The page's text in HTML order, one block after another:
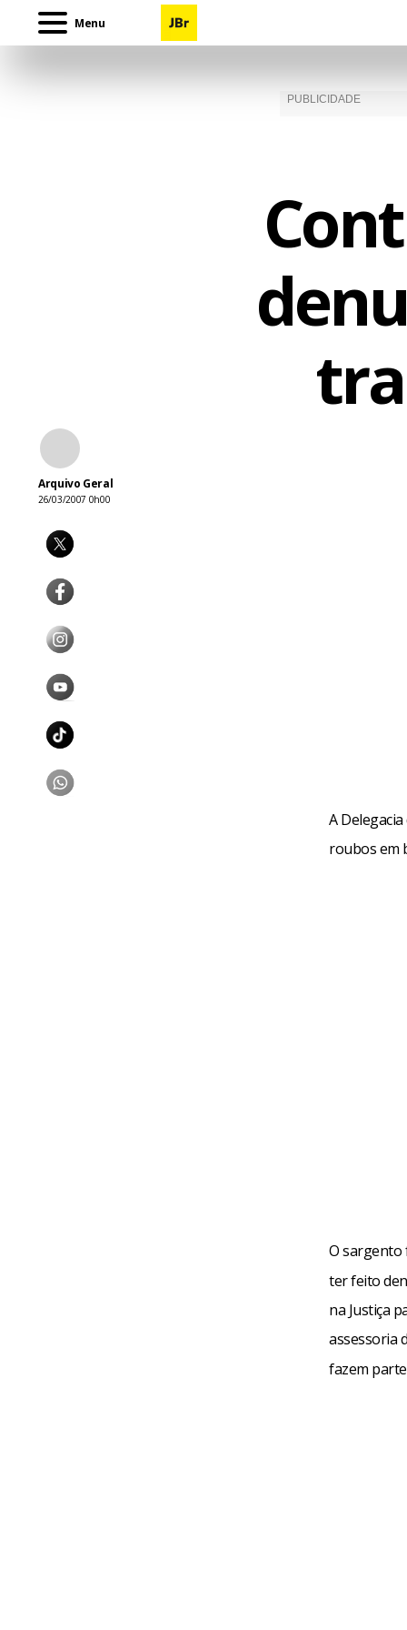
Menu
Arquivo Geral
26/03/2007 0h00
A
roubos em
O sargento
ter feito
na Justiça
assessoria
fazem